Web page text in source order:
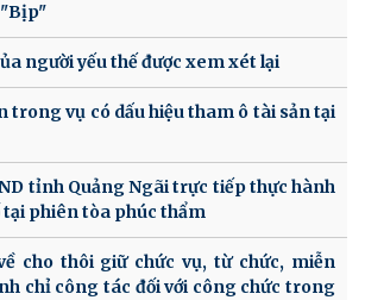
"Bịp"
người yếu thế được xem xét lại
trong vụ có dấu hiệu tham ô tài sản tại
tỉnh Quảng Ngãi trực tiếp thực hành
tại phiên tòa phúc thẩm
cho thôi giữ chức vụ, từ chức, miễn
chỉ công tác đối với công chức trong